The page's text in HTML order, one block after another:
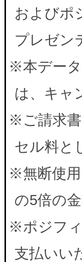
およびポ
プレゼン
※本デー
は、キャ
※ご請求
セル料と
※無断使
の5倍の
※ポジフ
支払いい